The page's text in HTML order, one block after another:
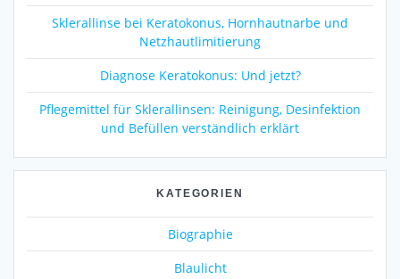
Sklerallinse bei Keratokonus, Hornhautnarbe und
Netzhautlimitierung
Diagnose Keratokonus: Und jetzt?
Pflegemittel für Sklerallinsen: Reinigung, Desinfektion
und Befüllen verständlich erklärt
KATEGORIEN
Biographie
Blaulicht